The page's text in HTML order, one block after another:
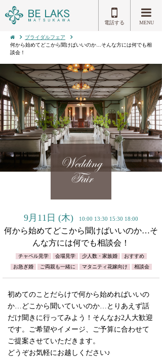
電話する MENU
ブライダルフェア
何から始めてどこから聞けばいいのか…そんな方には何でも相
談会！
Wedding
Fair
9月11日 (木) 10:00 13:30 15:30 18:00
何から始めてどこから聞けばいいのか…そ
んな方には何でも相談会！
チャペル見学 会場見学 少人数・家族婚
おすすめ
お急ぎ婚
ご両親も一緒に マタニティ花嫁向け 相談会
初めてのことだらけで何から始めればいいの
か…どこから聞いていいのか…とりあえず話
だけ聞きに行ってみよう！そんなお2人大歓迎
です。ご希望やイメージ、ご予算に合わせて
ご提案させていただきます。
どうぞお気軽にお越しください♪